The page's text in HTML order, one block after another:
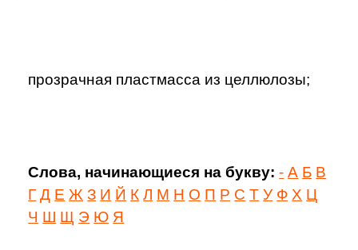
прозрачная пластмасса из целлюлозы;
Слова, начинающиеся на букву: - А Б В
Г Д Е Ж З И Й К Л М Н О П Р С Т У Ф Х Ц
Ч Ш Щ Э Ю Я